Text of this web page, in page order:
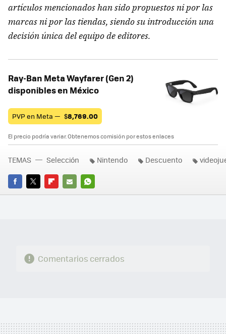
artículos mencionados han sido propuestos ni por las
marcas ni por las tiendas, siendo su introducción una
decisión única del equipo de editores.
Ray-Ban Meta Wayfarer (Gen 2)
disponibles en México
PVP en Meta — $8,769.00
El precio podría variar. Obtenemos comisión por estos enlaces
FACEBOOK
TWITTERFLIPBOARD
E-
WHATSAPP
TEMAS Selección Nintendo Descuento
Comentarios cerrados